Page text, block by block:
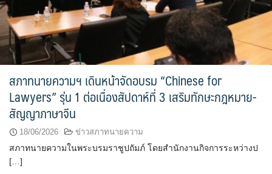
สภาทนายความฯ เดินหน้าจัดอบรม “Chinese for
Lawyers” รุ่น 1 ต่อเนื่องสัปดาห์ที่ 3 เสริมทักษะกฎหมาย-
สัญญาภาษาจีน
18/06/2026 ข่าวสภาทนายความ
สภาทนายความในพระบรมราชูปถัมภ์ โดยสำนักงานกิจการระหว่างป
[…]